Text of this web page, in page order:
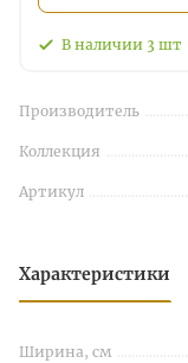
В наличии 3 шт
Производитель
Коллекция
Артикул
Характеристики
Ширина, см